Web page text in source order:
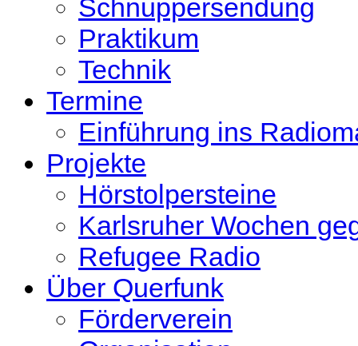
Schnuppersendung
Praktikum
Technik
Termine
Einführung ins
Projekte
Hörstolpersteine
Karlsruher Wochen
Refugee Radio
Über Querfunk
Förderverein